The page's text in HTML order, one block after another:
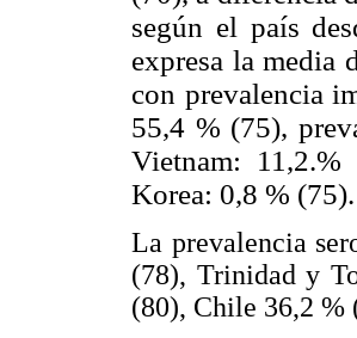
según el país
expresa la media
con prevalencia
55,4 % (75),
Vietnam:
Korea: 0,8 % (75).
La prevalencia
(78), Trinidad y
(80), Chile 36,2 %